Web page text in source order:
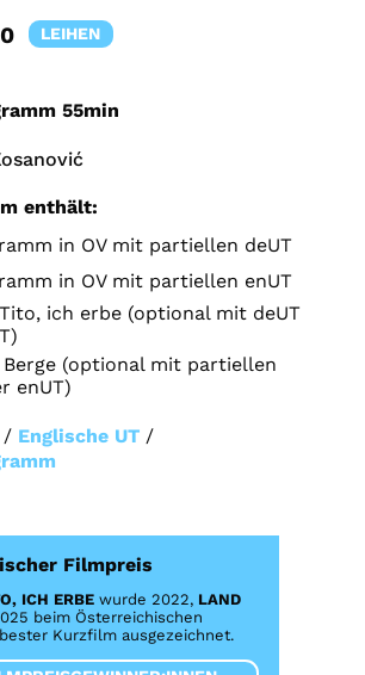
LEIHEN
55min
enthält:
in OV mit partiellen deUT
in OV mit partiellen enUT
ich erbe (optional mit deUT
(optional mit partiellen
enUT)
/ Englische UT /
Filmpreis
ICH ERBE wurde 2022, LAND
beim Österreichischen
Kurzfilm ausgezeichnet.